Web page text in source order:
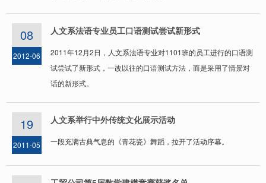
08
2012-06
人文系法语专业员工口语测试尝试新形式
2011年12月2日，人文系法语专业对1101班的员工进行的口语测
试尝试了新形式，一改以往的口语测试方法，而是采用了情景对
话的新形式。
19
2011-05
人文系举行中外传统文化展示活动
一段充满古典气息的《青花瓷》舞蹈，拉开了活动序幕。